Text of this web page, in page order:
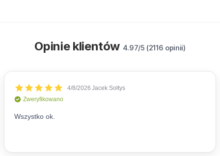
Opinie klientów 4.97/5 (2116 opinii)